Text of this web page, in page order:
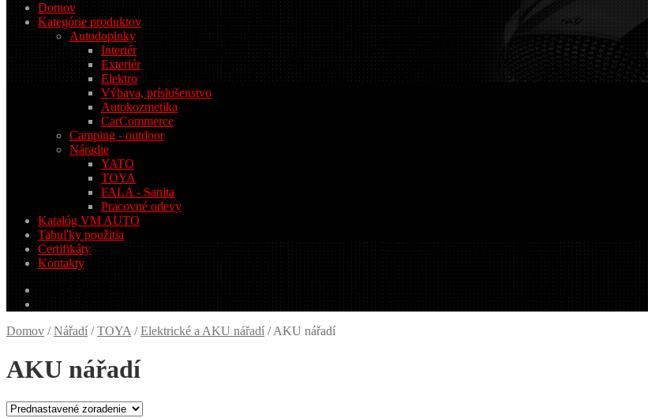
Domov
Kategórie produktov
Autodoplnky
Interiér
Exteriér
Elektro
Výbava, príslušenstvo
Autokozmetika
CarCommerce
Camping - outdoor
Náradie
YATO
TOYA
FALA - Sanita
Pracovné odevy
Katalóg VM AUTO
Tabuľky použitia
Certifikáty
Kontakty
0.00 € 0 produktov
Domov /Nářadí /TOYA /Elektrické a AKU nářadí /AKU nářadí
AKU nářadí